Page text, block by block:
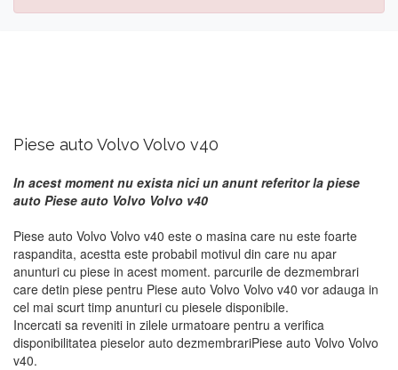
Piese auto Volvo Volvo v40
In acest moment nu exista nici un anunt referitor la piese
auto Piese auto Volvo Volvo v40
Piese auto Volvo Volvo v40 este o masina care nu este foarte
raspandita, acestta este probabil motivul din care nu apar
anunturi cu piese in acest moment. parcurile de dezmembrari
care detin piese pentru Piese auto Volvo Volvo v40 vor adauga in
cel mai scurt timp anunturi cu piesele disponibile.
Incercati sa reveniti in zilele urmatoare pentru a verifica
disponibilitatea pieselor auto dezmembrariPiese auto Volvo Volvo
v40.